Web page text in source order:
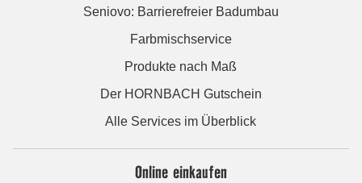
Seniovo: Barrierefreier Badumbau
Farbmischservice
Produkte nach Maß
Der HORNBACH Gutschein
Alle Services im Überblick
Online einkaufen